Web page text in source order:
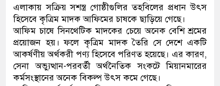
এলাকায় সক্রিয় সশস্ত্র গোষ্ঠীগুলির তহবিলের প্রধান উৎস
হিসেবে কৃত্রিম মাদক আফিমের চাষকে ছাড়িয়ে গেছে।
আফিম চাষে সিনথেটিক মাদকের চেয়ে অনেক বেশি শ্রমের
প্রয়োজন হয়। ফলে কৃত্রিম মাদক তৈরি সে দেশে একটি
আকর্ষণীয় অর্থকরী পণ্য হিসেবে পরিণত হয়েছে। এর কারণ,
সেনা অভ্যুত্থান-পরবর্তী অর্থনৈতিক সংকটে মিয়ানমারের
কর্মসংস্থানের অনেক বিকল্প উৎস কমে গেছে।